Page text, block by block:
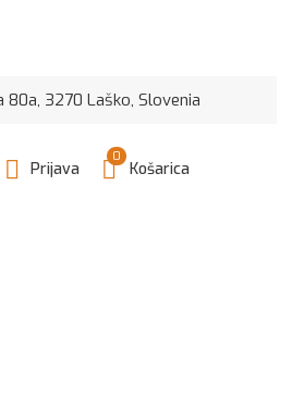
3270 Laško, Slovenia
Prijava
0
Košarica